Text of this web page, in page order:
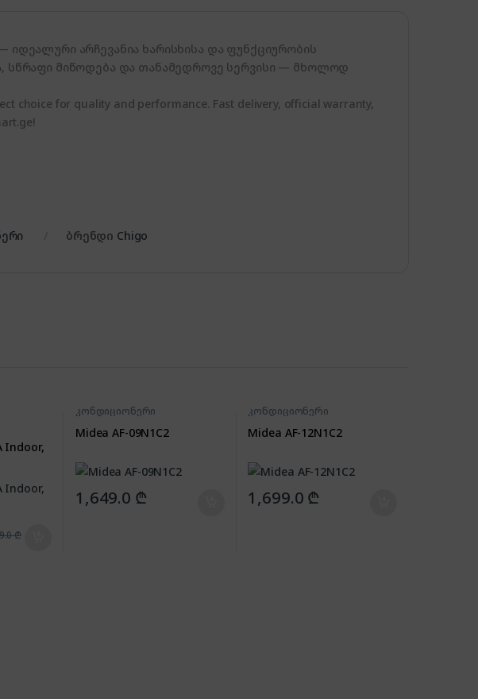
არჩევანია ხარისხისა და ფუნქციურობის
სწრაფი მიწოდება და თანამედროვე სერვისი — მხოლოდ
choice for quality and performance. Fast delivery, official warranty,
ბრენდი Chigo
Indoor,
₾
კონდიციონერი
Midea AF-09N1C2
1,649.0 ₾
კონდიციონერი
Midea AF-12N1C2
1,699.0 ₾